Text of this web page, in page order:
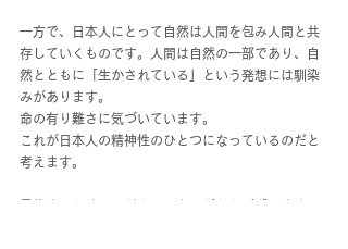
一方で、日本人にとって自然は人間を包み人間と共
存していくものです。人間は自然の一部であり、自
然とともに「生かされている」という発想には馴染
みがあります。
命の有り難さに気づいています。
これが日本人の精神性のひとつになっているのだと
考えます。